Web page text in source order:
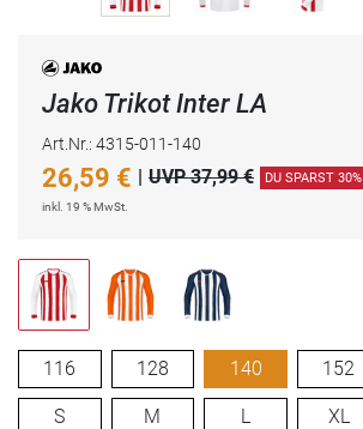
Jako Trikot Inter LA
Art.Nr.: 4315-011-140
26,59 € UVP 37,99 € DU SPARST 30%
inkl. 19 % MwSt.
116 128 140 152
S M L XL